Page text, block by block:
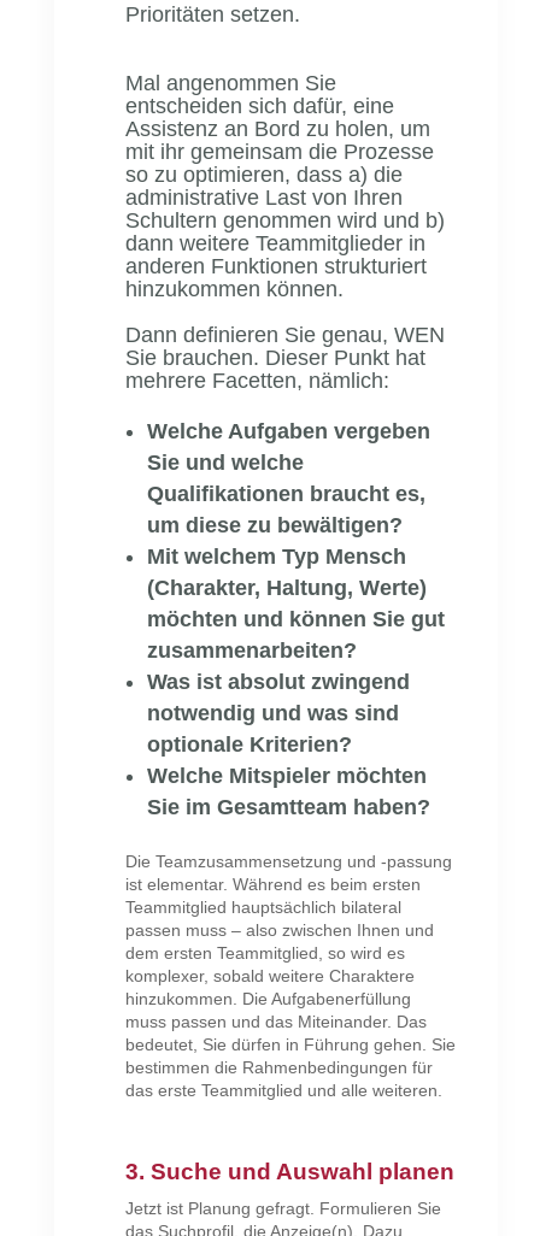
Prioritäten setzen.
Mal angenommen Sie
entscheiden sich dafür, eine
Assistenz an Bord zu holen, um
mit ihr gemeinsam die Prozesse
so zu optimieren, dass a) die
administrative Last von Ihren
Schultern genommen wird und b)
dann weitere Teammitglieder in
anderen Funktionen strukturiert
hinzukommen können.
Dann definieren Sie genau, WEN
Sie brauchen. Dieser Punkt hat
mehrere Facetten, nämlich:
Welche Aufgaben vergeben
Sie und welche
Qualifikationen braucht es,
um diese zu bewältigen?
Mit welchem Typ Mensch
(Charakter, Haltung, Werte)
möchten und können Sie gut
zusammenarbeiten?
Was ist absolut zwingend
notwendig und was sind
optionale Kriterien?
Welche Mitspieler möchten
Sie im Gesamtteam haben?
Die Teamzusammensetzung und -passung
ist elementar. Während es beim ersten
Teammitglied hauptsächlich bilateral
passen muss – also zwischen Ihnen und
dem ersten Teammitglied, so wird es
komplexer, sobald weitere Charaktere
hinzukommen. Die Aufgabenerfüllung
muss passen und das Miteinander. Das
bedeutet, Sie dürfen in Führung gehen. Sie
bestimmen die Rahmenbedingungen für
das erste Teammitglied und alle weiteren.
3. Suche und Auswahl planen
Jetzt ist Planung gefragt. Formulieren Sie
das Suchprofil, die Anzeige(n). Dazu